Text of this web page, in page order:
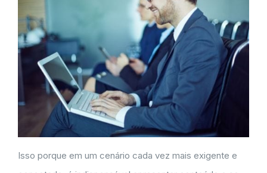
Isso porque em um cenário cada vez mais exigente e